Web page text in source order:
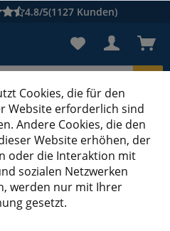
4.8/5(1127 Kunden)
Karton suchen
nach Maß
Länge bedrucken
Kartons mit
Cookies, die für den
Website erforderlich sind
Andere Cookies, die den
Website erhöhen, der
oder die Interaktion mit
sozialen Netzwerken
werden nur mit Ihrer
gesetzt.